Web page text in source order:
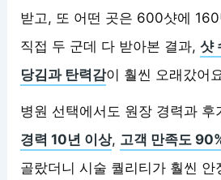
받고, 또 어떤 곳은 600샷에
직접 두 군데 다 받아본 결과,샷
당김과 탄력감이 훨씬 오래갔어
병원 선택에서도 원장 경력과 후
경력 10년 이상, 고객 만족도
골랐더니 시술 퀄리티가 훨씬 안